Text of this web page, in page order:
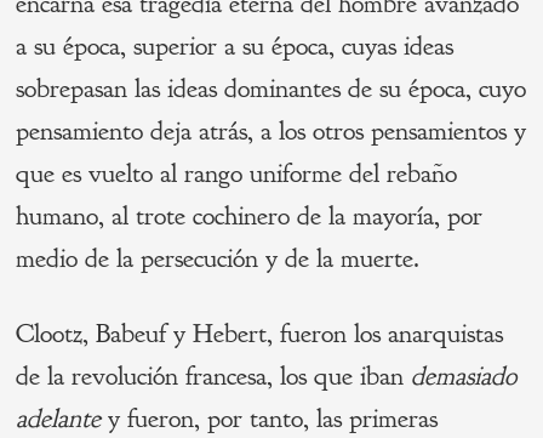
a su época, superior a su época, cuyas ideas
sobrepasan las ideas dominantes de su época, cuyo
pensamiento deja atrás, a los otros pensamientos y
que es vuelto al rango uniforme del rebaño
humano, al trote cochinero de la mayoría, por
medio de la persecución y de la muerte.
Clootz, Babeuf y Hebert, fueron los anarquistas
de la revolución francesa, los que iban demasiado
adelantey fueron, por tanto, las primeras